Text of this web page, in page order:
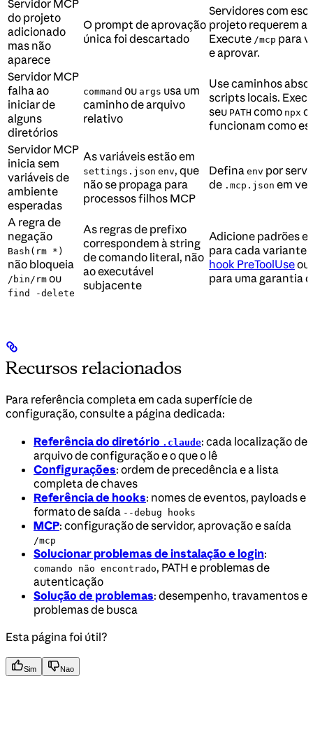
Servidor MCP
do projeto
adicionado
mas não
aparece
O prompt de aprovação
única foi descartado
Servidores com
projeto requerem
Execute /mcp para
e aprovar.
Servidor MCP
falha ao
iniciar de
alguns
diretórios
command ou args usa um
caminho de arquivo
relativo
Use caminhos
scripts locais.
seu PATH como npx
funcionam como
Servidor MCP
inicia sem
variáveis de
ambiente
esperadas
As variáveis estão em
settings.json env, que
não se propaga para
processos filhos MCP
Defina env por
de .mcp.json em
A regra de
negação
Bash(rm *)
não bloqueia
/bin/rm ou
find -delete
As regras de prefixo
correspondem à string
de comando literal, não
ao executável
subjacente
Adicione padrões
para cada variante,
hook PreToolUseou
para uma garantia
Recursos relacionados
Para referência completa em cada superfície de
configuração, consulte a página dedicada:
Referência do diretório .claude: cada localização de
arquivo de configuração e o que o lê
Configurações: ordem de precedência e a lista
completa de chaves
Referência de hooks: nomes de eventos, payloads e
formato de saída --debug hooks
MCP: configuração de servidor, aprovação e saída
/mcp
Solucionar problemas de instalação e login:
comando não encontrado, PATH e problemas de
autenticação
Solução de problemas: desempenho, travamentos e
problemas de busca
Esta página foi útil?
Sim Nao